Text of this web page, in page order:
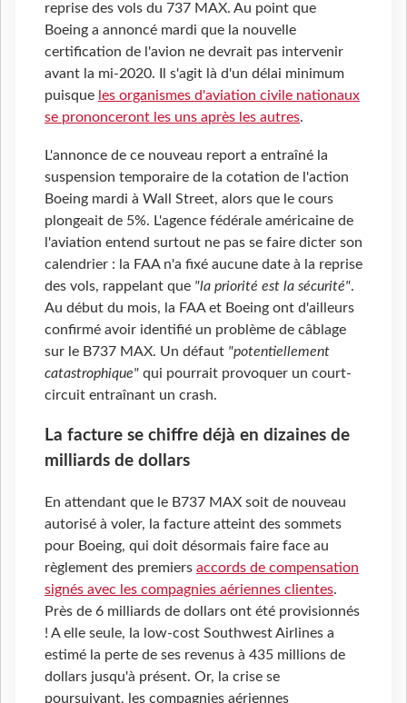
reprise des vols du 737 MAX. Au point que
Boeing a annoncé mardi que la nouvelle
certification de l'avion ne devrait pas intervenir
avant la mi-2020. Il s'agit là d'un délai minimum
puisque les organismes d'aviation civile nationaux
se prononceront les uns après les autres.
L'annonce de ce nouveau report a entraîné la
suspension temporaire de la cotation de l'action
Boeing mardi à Wall Street, alors que le cours
plongeait de 5%. L'agence fédérale américaine de
l'aviation entend surtout ne pas se faire dicter son
calendrier : la FAA n'a fixé aucune date à la reprise
des vols, rappelant que "la priorité est la sécurité".
Au début du mois, la FAA et Boeing ont d'ailleurs
confirmé avoir identifié un problème de câblage
sur le B737 MAX. Un défaut "potentiellement
catastrophique" qui pourrait provoquer un court-
circuit entraînant un crash.
La facture se chiffre déjà en dizaines de
milliards de dollars
En attendant que le B737 MAX soit de nouveau
autorisé à voler, la facture atteint des sommets
pour Boeing, qui doit désormais faire face au
règlement des premiers accords de compensation
signés avec les compagnies aériennes clientes.
Près de 6 milliards de dollars ont été provisionnés
! A elle seule, la low-cost Southwest Airlines a
estimé la perte de ses revenus à 435 millions de
dollars jusqu'à présent. Or, la crise se
poursuivant, les compagnies aériennes